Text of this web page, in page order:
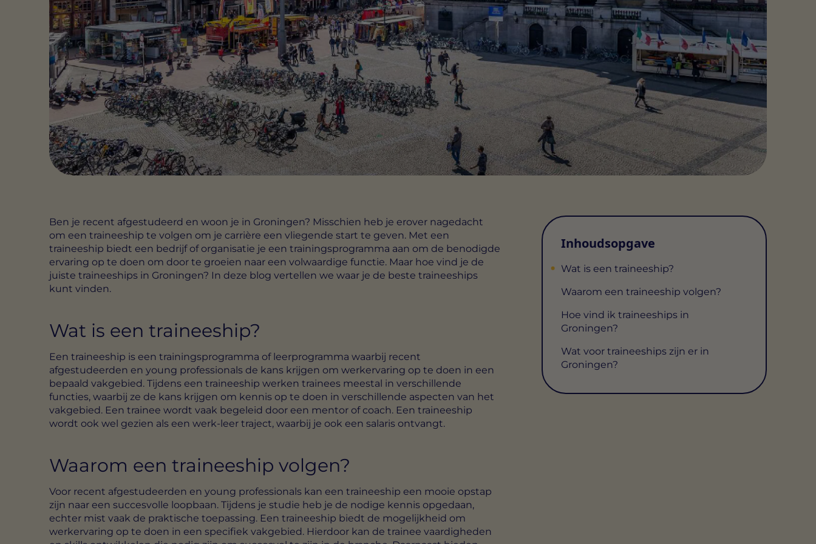
Inhoudsopgave
Wat is een traineeship?
Waarom een traineeship volgen?
Hoe vind ik traineeships in
Groningen?
Wat voor traineeships zijn er in
Groningen?
Ben je recent afgestudeerd en woon je in Groningen? Misschien heb je erover nagedacht
om een traineeship te volgen om je carrière een vliegende start te geven. Met een
traineeship biedt een bedrijf of organisatie je een trainingsprogramma aan om de benodigde
ervaring op te doen om door te groeien naar een volwaardige functie. Maar hoe vind je de
juiste traineeships in Groningen? In deze blog vertellen we waar je de beste traineeships
kunt vinden.
Wat is een traineeship?
Een traineeship is een trainingsprogramma of leerprogramma waarbij recent
afgestudeerden en young professionals de kans krijgen om werkervaring op te doen in een
bepaald vakgebied. Tijdens een traineeship werken trainees meestal in verschillende
functies, waarbij ze de kans krijgen om kennis op te doen in verschillende aspecten van het
vakgebied. Een trainee wordt vaak begeleid door een mentor of coach. Een traineeship
wordt ook wel gezien als een werk-leer traject, waarbij je ook een salaris ontvangt.
Waarom een traineeship volgen?
Voor recent afgestudeerden en young professionals kan een traineeship een mooie opstap
zijn naar een succesvolle loopbaan. Tijdens je studie heb je de nodige kennis opgedaan,
echter mist vaak de praktische toepassing. Een traineeship biedt de mogelijkheid om
werkervaring op te doen in een specifiek vakgebied. Hierdoor kan de trainee vaardigheden